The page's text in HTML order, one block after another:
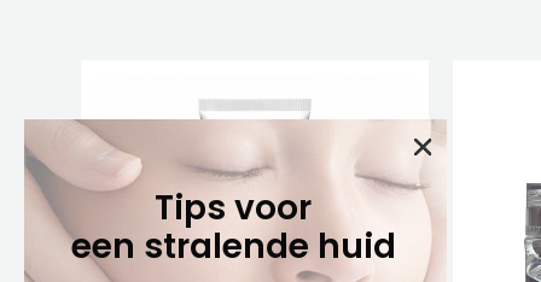
Tips voor
een stralende huid